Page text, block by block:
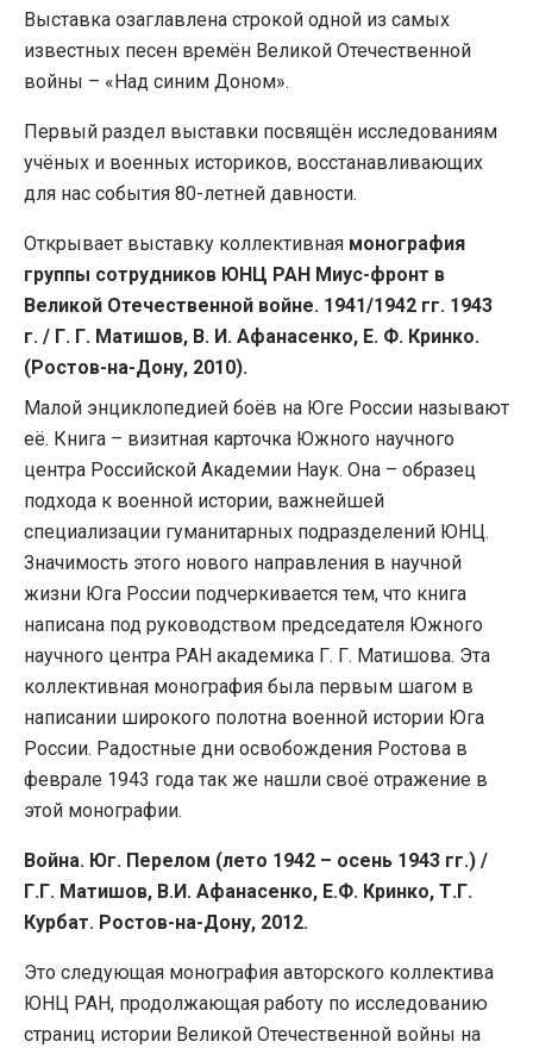
Выставка озаглавлена строкой одной из самых
известных песен времён Великой Отечественной
войны – «Над синим Доном».
Первый раздел выставки посвящён исследованиям
учёных и военных историков, восстанавливающих
для нас события 80-летней давности.
Открывает выставку коллективная монография
группы сотрудников ЮНЦ РАН Миус-фронт в
Великой Отечественной войне. 1941/1942 гг. 1943
г. / Г. Г. Матишов, В. И. Афанасенко, Е. Ф. Кринко.
(Ростов-на-Дону, 2010).
Малой энциклопедией боёв на Юге России называют
её. Книга – визитная карточка Южного научного
центра Российской Академии Наук. Она – образец
подхода к военной истории, важнейшей
специализации гуманитарных подразделений ЮНЦ.
Значимость этого нового направления в научной
жизни Юга России подчеркивается тем, что книга
написана под руководством председателя Южного
научного центра РАН академика Г. Г. Матишова. Эта
коллективная монография была первым шагом в
написании широкого полотна военной истории Юга
России. Радостные дни освобождения Ростова в
феврале 1943 года так же нашли своё отражение в
этой монографии.
Война. Юг. Перелом (лето 1942 – осень 1943 гг.) /
Г.Г. Матишов, В.И. Афанасенко, Е.Ф. Кринко, Т.Г.
Курбат. Ростов-на-Дону, 2012.
Это следующая монография авторского коллектива
ЮНЦ РАН, продолжающая работу по исследованию
страниц истории Великой Отечественной войны на